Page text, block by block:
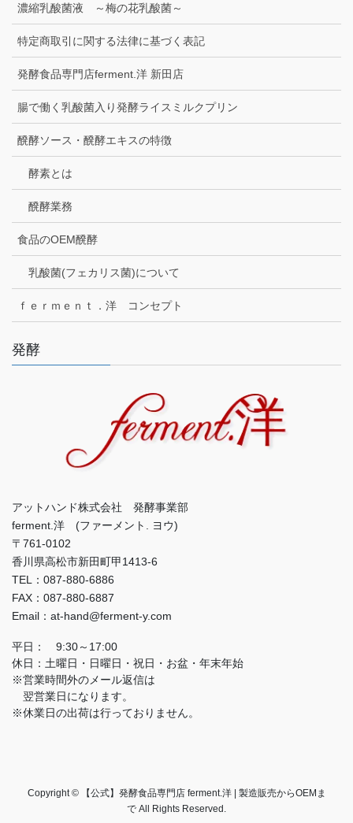
濃縮乳酸菌液 ～梅の花乳酸菌～
特定商取引に関する法律に基づく表記
発酵食品専門店ferment.洋 新田店
腸で働く乳酸菌入り発酵ライスミルクプリン
醗酵ソース・醗酵エキスの特徴
酵素とは
醗酵業務
食品のOEM醗酵
乳酸菌(フェカリス菌)について
ｆｅｒｍｅｎｔ．洋 コンセプト
発酵
アットハンド株式会社 発酵事業部
ferment.洋 (ファーメント. ヨウ)
〒761-0102
香川県高松市新田町甲1413-6
TEL：087-880-6886
FAX：087-880-6887
Email：at-hand@ferment-y.com
平日： 9:30～17:00
休日：土曜日・日曜日・祝日・お盆・年末年始
※営業時間外のメール返信は
翌営業日になります。
※休業日の出荷は行っておりません。
Copyright © 【公式】発酵食品専門店 ferment.洋 | 製造販売からOEMま
で All Rights Reserved.